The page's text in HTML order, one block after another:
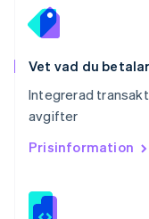
Vet vad du
Integrerad
avgifter
Prisinformation
Schweiz
Deutsch
English简体中文
English
Slovenien
English Italiano
Storbritannien